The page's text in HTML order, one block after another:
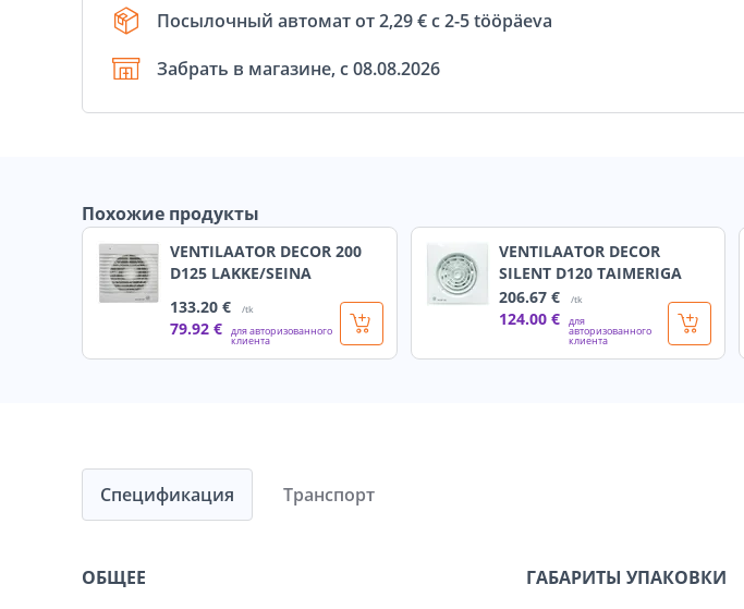
Посылочный автомат от 2,29 € с 2-5 tööpäeva
Забрать в магазине, с 08.08.2026
Похожие продукты
VENTILAATOR DECOR 200
D125 LAKKE/SEINA
133.20 € /tk
79.92 € для авторизованного
клиента
VENTILAATOR DECOR
SILENT D120 TAIMERIGA
206.67 € /tk
124.00 € для
авторизованного
клиента
Спецификация
ОБЩЕЕ ГАБАРИТЫ УПАКОВКИ
Транспорт